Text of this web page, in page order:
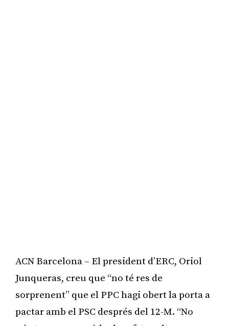
ACN Barcelona – El president d’ERC, Oriol
Junqueras, creu que “no té res de
sorprenent” que el PPC hagi obert la porta a
pactar amb el PSC després del 12-M. “No